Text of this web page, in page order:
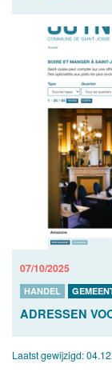
07/10/2025
HANDEL
ADRESSEN
Laatst gewijzigd: